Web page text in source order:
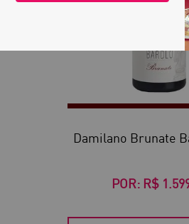
Damilano Brunate
POR: R$